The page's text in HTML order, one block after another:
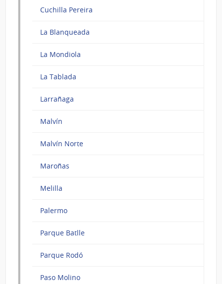
Cuchilla Pereira
La Blanqueada
La Mondiola
La Tablada
Larrañaga
Malvín
Malvín Norte
Maroñas
Melilla
Palermo
Parque Batlle
Parque Rodó
Paso Molino